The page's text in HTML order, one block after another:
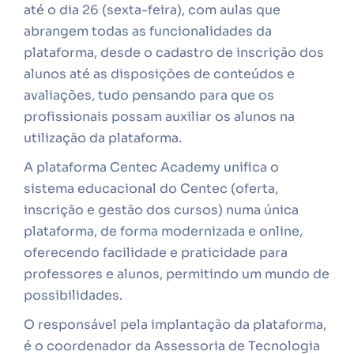
até o dia 26 (sexta-feira), com aulas que
abrangem todas as funcionalidades da
plataforma, desde o cadastro de inscrição dos
alunos até as disposições de conteúdos e
avaliações, tudo pensando para que os
profissionais possam auxiliar os alunos na
utilização da plataforma.
A plataforma Centec Academy unifica o
sistema educacional do Centec (oferta,
inscrição e gestão dos cursos) numa única
plataforma, de forma modernizada e online,
oferecendo facilidade e praticidade para
professores e alunos, permitindo um mundo de
possibilidades.
O responsável pela implantação da plataforma,
é o coordenador da Assessoria de Tecnologia